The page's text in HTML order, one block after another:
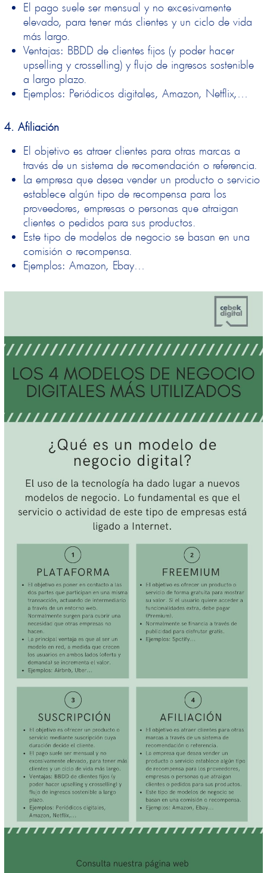
El pago suele ser mensual y no excesivamente
elevado, para tener más clientes y un ciclo de vida
más largo.
Ventajas: BBDD de clientes fijos (y poder hacer
upselling y crosselling) y flujo de ingresos sostenible
a largo plazo.
Ejemplos: Periódicos digitales, Amazon, Netflix,…
4. Afiliación
Elobjetivoes atraer clientes para otras marcas a
través de un sistema de recomendación o referencia.
La empresa que desea vender un producto o servicio
establece algún tipo de recompensa para los
proveedores, empresas o personas que atraigan
clientes o pedidos para sus productos.
Este tipo de modelos de negocio se basan en una
comisión o recompensa.
Ejemplos: Amazon, Ebay…